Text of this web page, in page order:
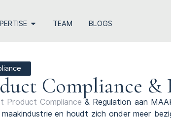
TEAM BLOGS
Compliance &
Product Compliance & Regulation aan
en houdt zich onder meer